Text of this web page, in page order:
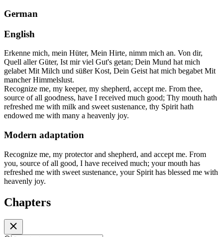
German
English
Erkenne mich, mein Hüter, Mein Hirte, nimm mich an. Von dir,
Quell aller Güter, Ist mir viel Gut's getan; Dein Mund hat mich
gelabet Mit Milch und süßer Kost, Dein Geist hat mich begabet Mit
mancher Himmelslust.
Recognize me, my keeper, my shepherd, accept me. From thee,
source of all goodness, have I received much good; Thy mouth hath
refreshed me with milk and sweet sustenance, thy Spirit hath
endowed me with many a heavenly joy.
Modern adaptation
Recognize me, my protector and shepherd, and accept me. From
you, source of all good, I have received much; your mouth has
refreshed me with sweet sustenance, your Spirit has blessed me with
heavenly joy.
Chapters